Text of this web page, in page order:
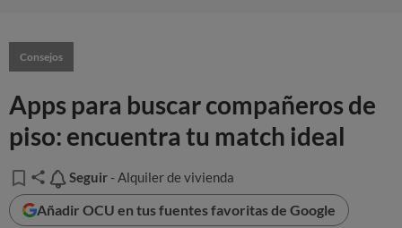
Consejos
Apps para buscar compañeros de
piso: encuentra tu match ideal
Seguir
Seguir - Alquiler de vivienda
Añadir OCU en tus fuentes favoritas de Google